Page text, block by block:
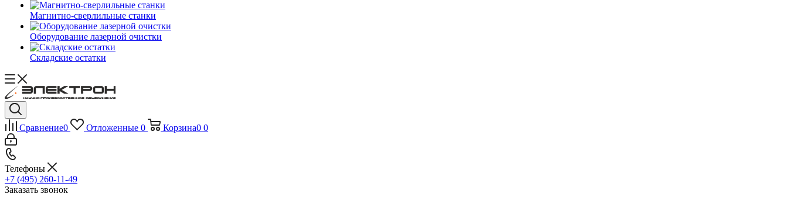
Магнитно-сверлильные станки
Оборудование лазерной очистки
Складские остатки
Сравнение0 Отложенные 0 Корзина0 0
Телефоны
+7 (495) 260-11-49
Заказать звонок